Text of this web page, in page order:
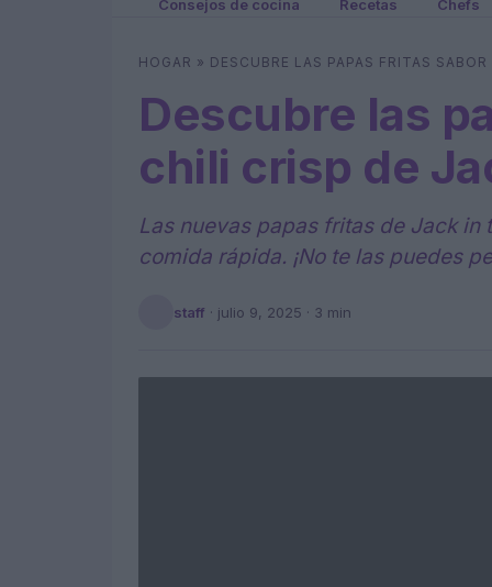
Consejos de cocina Recetas Chefs
HOGAR » DESCUBRE LAS PAPAS FRITAS
Descubre las
chili crisp de
Las nuevas papas fritas de Jack in
comida rápida. ¡No te las puedes
staff · julio 9, 2025 · 3 min